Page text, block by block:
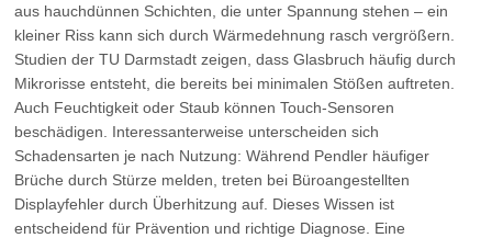
aus hauchdünnen Schichten, die unter Spannung stehen – ein
kleiner Riss kann sich durch Wärmedehnung rasch vergrößern.
Studien der TU Darmstadt zeigen, dass Glasbruch häufig durch
Mikrorisse entsteht, die bereits bei minimalen Stößen auftreten.
Auch Feuchtigkeit oder Staub können Touch-Sensoren
beschädigen. Interessanterweise unterscheiden sich
Schadensarten je nach Nutzung: Während Pendler häufiger
Brüche durch Stürze melden, treten bei Büroangestellten
Displayfehler durch Überhitzung auf. Dieses Wissen ist
entscheidend für Prävention und richtige Diagnose. Eine